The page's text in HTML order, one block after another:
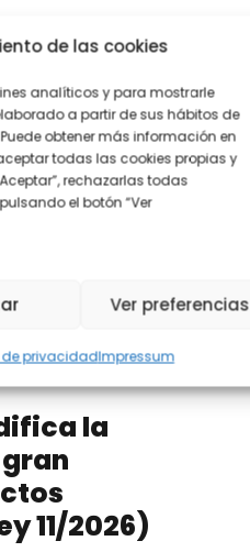
de las cookies
analíticos y para mostrarle
a partir de sus hábitos de
obtener más información en
todas las cookies propias y
rechazarlas todas
el botón “Ver
Ver preferencias
privacidadImpressum
Derecho Inmobiliario
la
11/2026)